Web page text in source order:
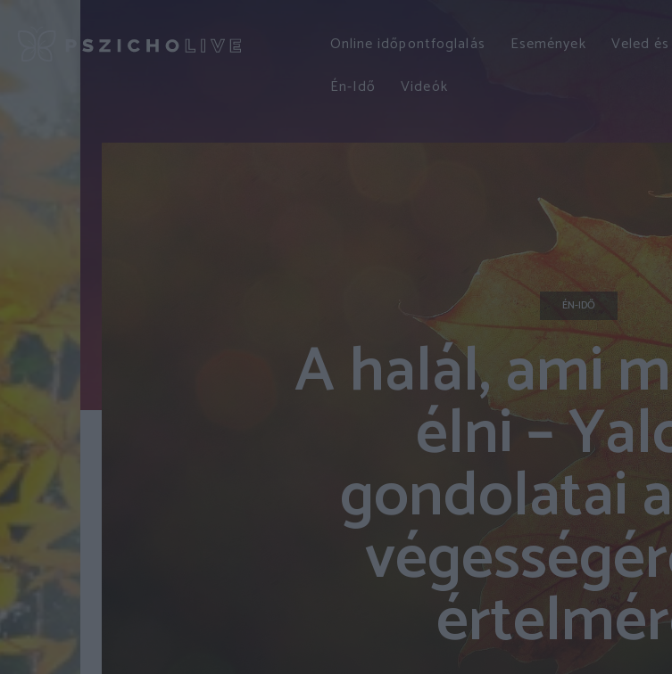
Online időpontfoglalás Események Veled
Én-Idő
Videók
ÉN-IDŐ
A halál, ami
élni –
gondolatai